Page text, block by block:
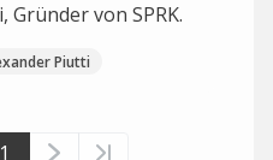
von SPRK.
Piutti
1